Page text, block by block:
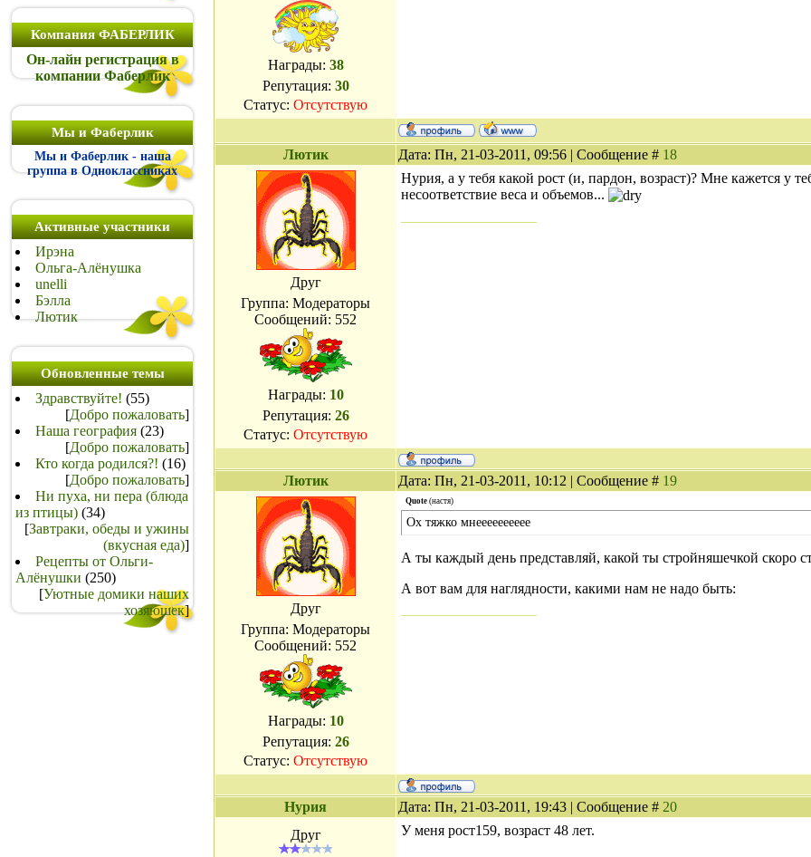
Компания ФАБЕРЛИК
Он-лайн регистрация в
компании Фаберлик
Мы и Фаберлик
Мы и Фаберлик - наша
группа в Одноклассниках
Активные участники
Ирэна
Ольга-Алёнушка
unelli
Бэлла
Лютик
Обновленные темы
Здравствуйте! (55)
[Добро пожаловать]
Наша география (23)
[Добро пожаловать]
Кто когда родился?! (16)
[Добро пожаловать]
Ни пуха, ни пера (блюда
из птицы) (34)
[Завтраки, обеды и ужины
(вкусная еда)]
Рецепты от Ольги-
Алёнушки (250)
[Уютные домики наших
хозяюшек]
Награды: 38
Репутация: 30
Статус: Отсутствую
Лютик Дата: Пн, 21-03-2011, 09:56 | Сообщение # 18
Друг
Группа: Модераторы
Сообщений: 552
Награды: 10
Репутация: 26
Статус: Отсутствую
Нурия, а у тебя какой рост (и, пардон, возраст)? Мне кажется у
несоответствие веса и объемов...
Лютик Дата: Пн, 21-03-2011, 10:12 | Сообщение # 19
Друг
Группа: Модераторы
Сообщений: 552
Награды: 10
Репутация: 26
Статус: Отсутствую
Quote (настя)
Ох тяжко мнееееееееее
А ты каждый день представляй, какой ты стройняшечкой скоро
А вот вам для наглядности, какими нам не надо быть:
Нурия Дата: Пн, 21-03-2011, 19:43 | Сообщение # 20
Друг
У меня рост159, возраст 48 лет.